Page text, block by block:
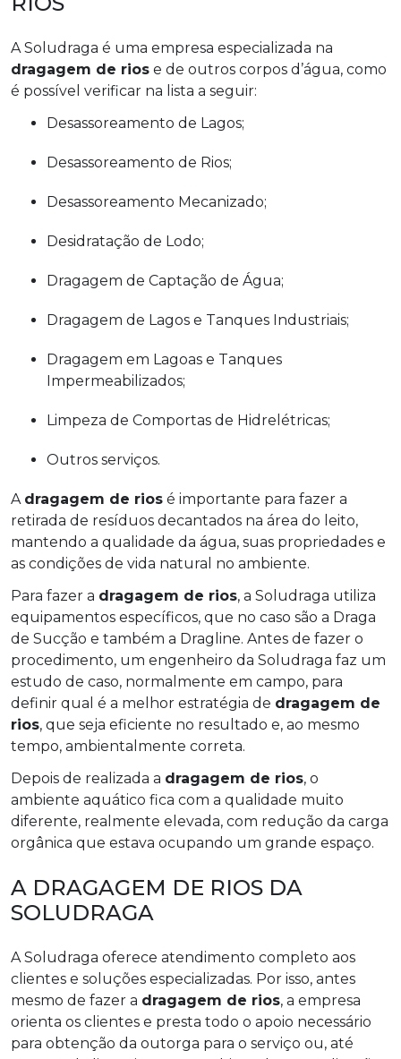
A Soludraga é uma empresa especializada na
dragagem de rios e de outros corpos d’água, como
é possível verificar na lista a seguir:
Desassoreamento de Lagos;
Desassoreamento de Rios;
Desassoreamento Mecanizado;
Desidratação de Lodo;
Dragagem de Captação de Água;
Dragagem de Lagos e Tanques Industriais;
Dragagem em Lagoas e Tanques
Impermeabilizados;
Limpeza de Comportas de Hidrelétricas;
Outros serviços.
A dragagem de rios é importante para fazer a
retirada de resíduos decantados na área do leito,
mantendo a qualidade da água, suas propriedades e
as condições de vida natural no ambiente.
Para fazer a dragagem de rios, a Soludraga utiliza
equipamentos específicos, que no caso são a Draga
de Sucção e também a Dragline. Antes de fazer o
procedimento, um engenheiro da Soludraga faz um
estudo de caso, normalmente em campo, para
definir qual é a melhor estratégia de dragagem de
rios, que seja eficiente no resultado e, ao mesmo
tempo, ambientalmente correta.
Depois de realizada a dragagem de rios, o
ambiente aquático fica com a qualidade muito
diferente, realmente elevada, com redução da carga
orgânica que estava ocupando um grande espaço.
A DRAGAGEM DE RIOS DA
SOLUDRAGA
A Soludraga oferece atendimento completo aos
clientes e soluções especializadas. Por isso, antes
mesmo de fazer a dragagem de rios, a empresa
orienta os clientes e presta todo o apoio necessário
para obtenção da outorga para o serviço ou, até